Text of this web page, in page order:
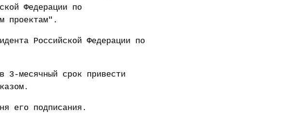
Федерации по
проектам".
Российской Федерации по
3-месячный срок привести
его подписания.